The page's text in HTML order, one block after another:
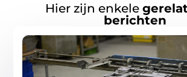
Hier zijn enkele
berichten